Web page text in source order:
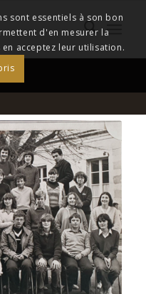
sont essentiels à son bon
d'en mesurer la
acceptez leur utilisation.